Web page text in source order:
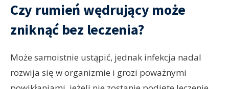
Czy rumień wędrujący może
zniknąć bez leczenia?
Może samoistnie ustąpić, jednak infekcja nadal
rozwija się w organizmie i grozi poważnymi